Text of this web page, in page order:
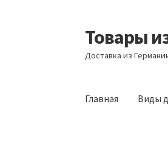
Перейти
к
навигации
Перейти
к
содержимому
Товары
Доставка из
Главная Виды